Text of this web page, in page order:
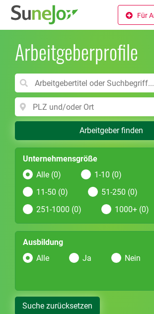
Für
Arbeitgeberprofile
Arbeitgeber finden
Unternehmensgröße
Alle (0)
1-10 (0)
11-50 (0)
51-250 (0)
251-1000 (0)
1000+ (0)
Ausbildung
Alle
Ja Nein
Suche zurücksetzen